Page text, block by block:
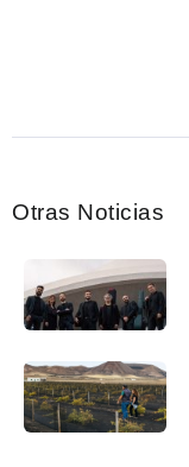
Otras Noticias